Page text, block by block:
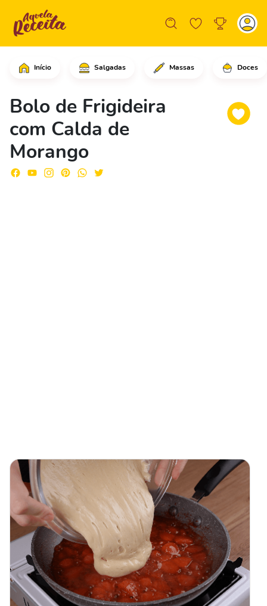
Início Salgadas Massas Doces
Bolo de Frigideira
com Calda de
Morango
Comece cortando os morangos em